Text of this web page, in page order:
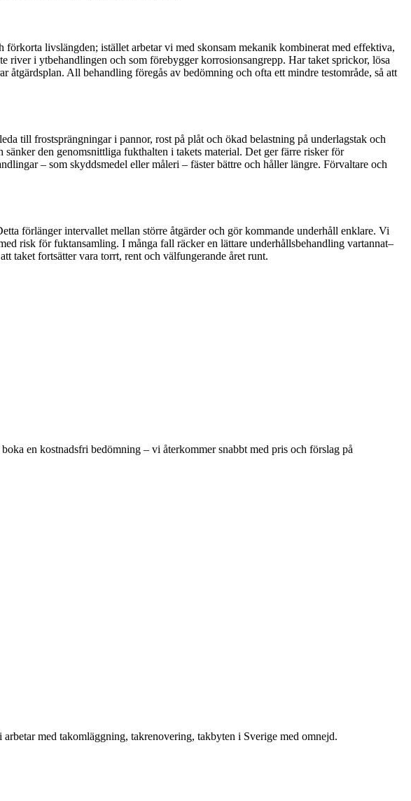
livslängden; istället arbetar vi med skonsam mekanik kombinerat med effektiva,
river i ytbehandlingen och som förebygger korrosionsangrepp. Har taket sprickor, lösa
åtgärdsplan. All behandling föregås av bedömning och ofta ett mindre testområde, så att
till frostsprängningar i pannor, rost på plåt och ökad belastning på underlagstak och
den genomsnittliga fukthalten i takets material. Det ger färre risker för
– som skyddsmedel eller måleri – fäster bättre och håller längre. Förvaltare och
förlänger intervallet mellan större åtgärder och gör kommande underhåll enklare. Vi
risk för fuktansamling. I många fall räcker en lättare underhållsbehandling vartannat–
taket fortsätter vara torrt, rent och välfungerande året runt.
en kostnadsfri bedömning – vi återkommer snabbt med pris och förslag på
med takomläggning, takrenovering, takbyten i Sverige med omnejd.